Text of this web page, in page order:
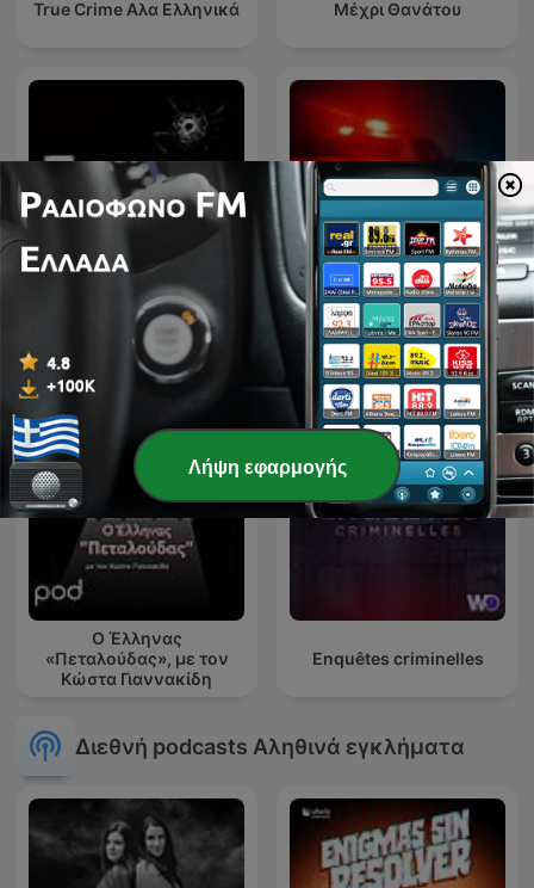
True Crime Αλα Ελληνικά Μέχρι Θανάτου
CRIMES • Histoires Vraies True Crime Documentary
Ο Έλληνας
«Πεταλούδας», με τον
Κώστα Γιαννακίδη
Enquêtes criminelles
Διεθνή podcasts Αληθινά εγκλήματα
Λήψη εφαρμογής